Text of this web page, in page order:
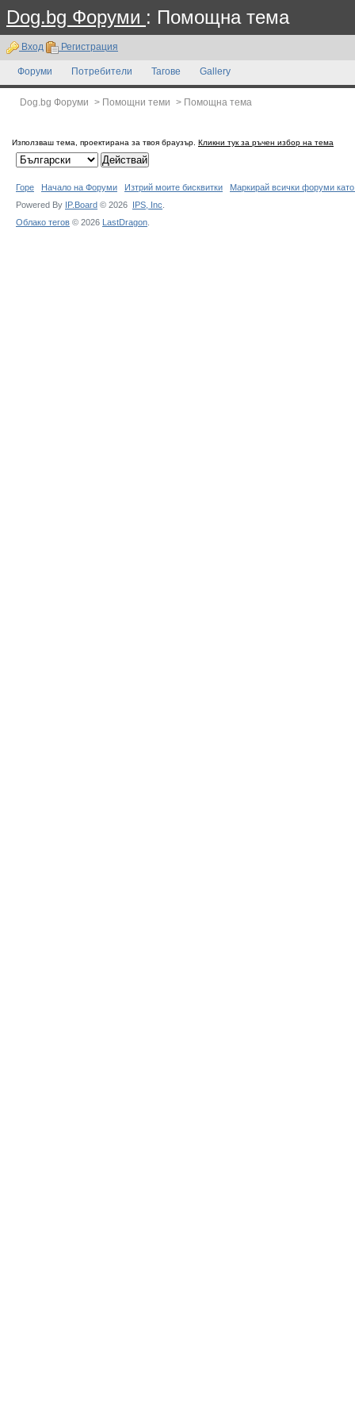
Dog.bg Форуми : Помощна тема
Вход Регистрация
Форуми Потребители Тагове Gallery
Dog.bg Форуми > Помощни теми > Помощна тема
Използваш тема, проектирана за твоя браузър. Кликни тук за ръчен избор на тема
Горе Начало на Форуми Изтрий моите бисквитки
Маркирай всички форуми
Powered By IP.Board © 2026 IPS, Inc
Облако тегов © 2026 LastDragon